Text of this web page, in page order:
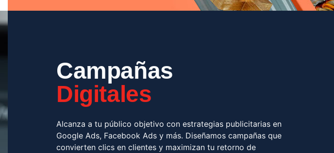
Campañas
Digitales
Alcanza a tu público objetivo con estrategias publicitarias en
Google Ads, Facebook Ads y más. Diseñamos campañas que
convierten clics en clientes y maximizan tu retorno de